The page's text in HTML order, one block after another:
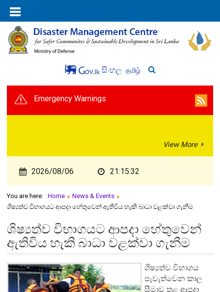
සිංහල தமிழ்
Emergency Warnings
View More
2026/08/06 21:15:32
You are here: Home
News & Events
ශිෂ්‍යත්ව විභාගයට ආපදා හේතුවෙන් ඇතිවිය හැකි බාධා වළක්වා ගැනීම
ශිෂ්‍යත්ව විභාගයට ආපදා හේතුවෙන්
ඇතිවිය හැකි බාධා වළක්වා ගැනීම
ශිෂ්‍යත්ව විභාගය
පැවැත්වෙන කාල
සීමාව තුළ ආපදා